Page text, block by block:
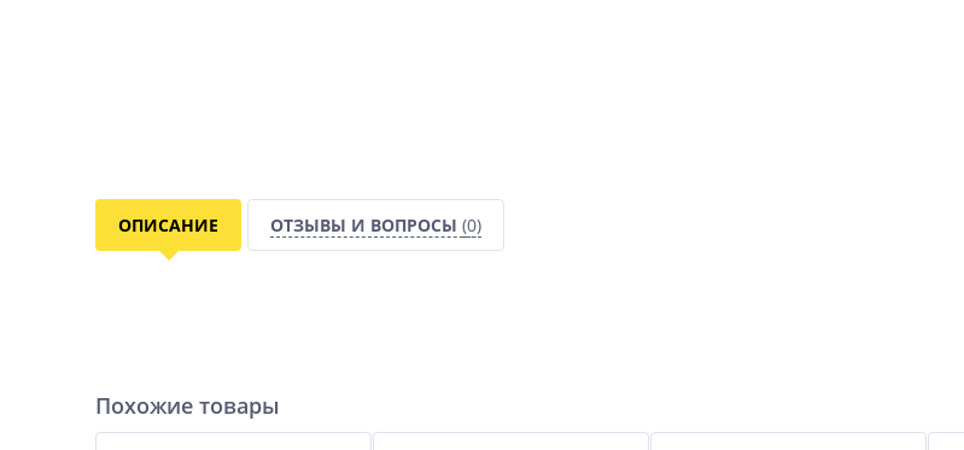
ОПИСАНИЕ ОТЗЫВЫ И ВОПРОСЫ (0)
Похожие товары